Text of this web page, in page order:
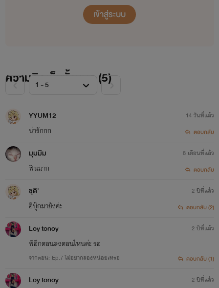
เข้าสู่ระบบ
ความคิดเห็นทั้งหมด (5)
YYUM12
น่ารักกก
14 วันที่แล้ว
ตอบกลับ
มุมมิม
ฟินมาก
8 เดือนที่แล้ว
ตอบกลับ
ชุติ'
อีบุ๊กมายังค่ะ
2 ปีที่แล้ว
ตอบกลับ (2)
Loy tonoy
พี่อีกตอนลงตอนไหนค่ะ รอ
จากตอน: Ep.7 ไม่อยากลองหน่อยเหรอ
2 ปีที่แล้ว
ตอบกลับ (1)
Loy tonoy 2 ปีที่แล้ว